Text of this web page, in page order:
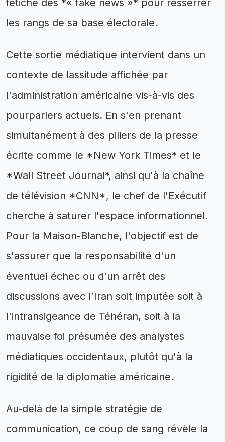
les rangs de sa base électorale.
Cette sortie médiatique intervient dans un
contexte de lassitude affichée par
l'administration américaine vis-à-vis des
pourparlers actuels. En s'en prenant
simultanément à des piliers de la presse
écrite comme le *New York Times* et le
*Wall Street Journal*, ainsi qu'à la chaîne
de télévision *CNN*, le chef de l'Exécutif
cherche à saturer l'espace informationnel.
Pour la Maison-Blanche, l'objectif est de
s'assurer que la responsabilité d'un
éventuel échec ou d'un arrêt des
discussions avec l'Iran soit imputée soit à
l'intransigeance de Téhéran, soit à la
mauvaise foi présumée des analystes
médiatiques occidentaux, plutôt qu'à la
rigidité de la diplomatie américaine.
Au-delà de la simple stratégie de
communication, ce coup de sang révèle la